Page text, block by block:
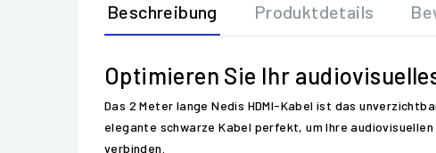
Beschreibung Produktdetails
Optimieren Sie Ihr
Das 2 Meter lange Nedis HDMI-Kabel ist das
elegante schwarze Kabel perfekt, um Ihre
verbinden.